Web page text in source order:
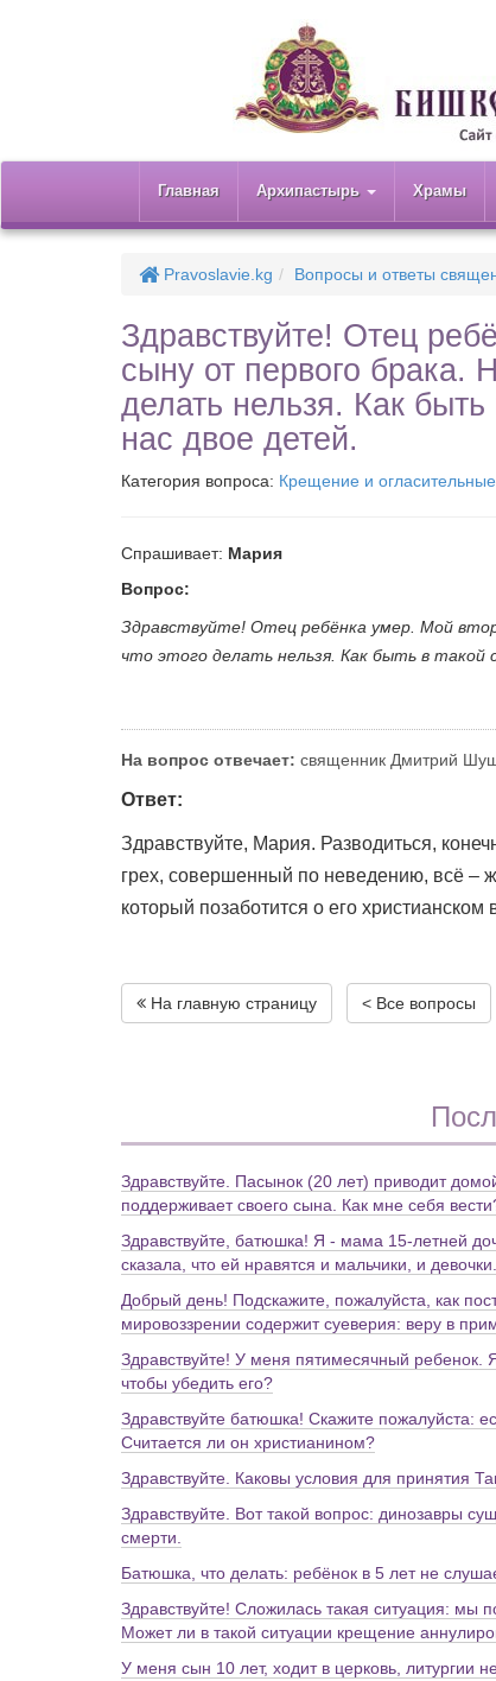
Главная Архипастырь Храмы
Pravoslavie.kg Вопросы и ответы
Здравствуйте! Отец
сыну от первого брака.
делать нельзя. Как
нас двое детей.
Категория вопроса: Крещение и
Спрашивает: Мария
Вопрос:
Здравствуйте! Отец ребёнка умер. Мой
что этого делать нельзя. Как быть в такой
На вопрос отвечает: священник Дмитрий
Ответ:
Здравствуйте, Мария. Разводиться,
грех, совершенный по неведению, всё –
который позаботится о его
На главную страницу < Все вопросы
Здравствуйте. Пасынок (20 лет) приводит
поддерживает своего сына. Как мне себя
Здравствуйте, батюшка! Я - мама 15-летней
сказала, что ей нравятся и мальчики, и
Добрый день! Подскажите, пожалуйста, как
мировоззрении содержит суеверия: веру в
Здравствуйте! У меня пятимесячный ребенок.
чтобы убедить его?
Здравствуйте батюшка! Скажите пожалуйста:
Считается ли он христианином?
Здравствуйте. Каковы условия для принятия
Здравствуйте. Вот такой вопрос: динозавры
смерти.
Батюшка, что делать: ребёнок в 5 лет не
Здравствуйте! Сложилась такая ситуация: мы
Может ли в такой ситуации крещение
У меня сын 10 лет, ходит в церковь, литургии